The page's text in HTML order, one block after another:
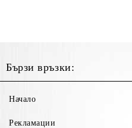
Бързи връзки:
Начало
Рекламации